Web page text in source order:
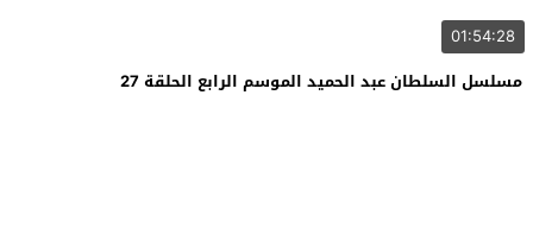
01:54:28
مسلسل السلطان عبد الحميد الموسم الرابع الحلقة 27